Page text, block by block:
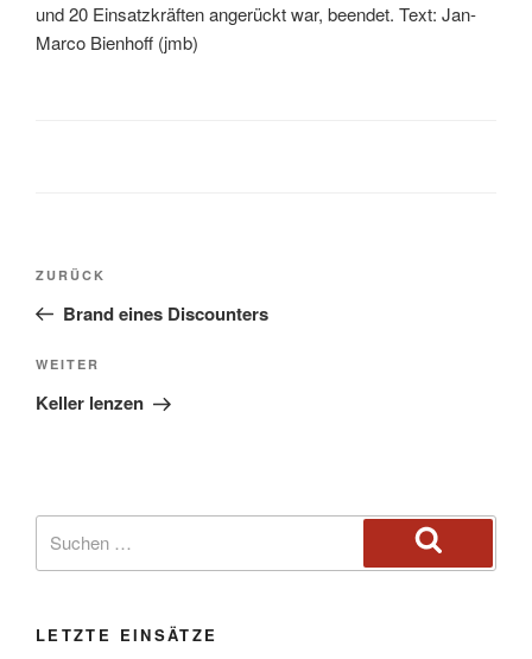
und 20 Einsatzkräften angerückt war, beendet. Text: Jan-
Marco Bienhoff (jmb)
ZURÜCK
Brand eines Discounters
WEITER
Keller lenzen
LETZTE EINSÄTZE